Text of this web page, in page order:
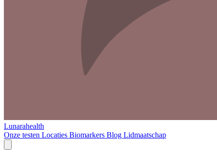
Lunarahealth
Onze testen Locaties Biomarkers Blog Lidmaatschap